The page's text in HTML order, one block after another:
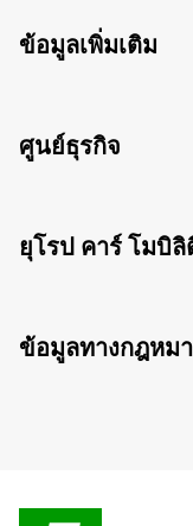
ข้อมูลเพิ่มเติม
ศูนย์ธุรกิจ
ยุโรป คาร์ โมบิลิ
ข้อมูลทางกฎหม